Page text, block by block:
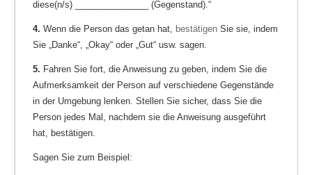
diese(n/s) _______________ (Gegenstand).“
4. Wenn die Person das getan hat, bestätigen Sie sie, indem
Sie „Danke“, „Okay“ oder „Gut“ usw. sagen.
5. Fahren Sie fort, die Anweisung zu geben, indem Sie die
Aufmerksamkeit der Person auf verschiedene Gegenstände
in der Umgebung lenken. Stellen Sie sicher, dass Sie die
Person jedes Mal, nachdem sie die Anweisung ausgeführt
hat, bestätigen.
Sagen Sie zum Beispiel: